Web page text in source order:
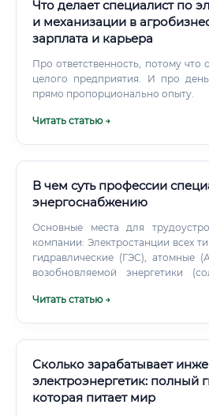
Что делает специалист по
и механизации в
зарплата и карьера
Про ответственность, потому что
целого предприятия. И про
прямо пропорционально опыту.
Читать статью →
В чем суть профессии
энергоснабжению
Основные места для трудоустройства:
компании: Электростанции всех
гидравлические (ГЭС), атомные
возобновляемой энергетики
Организации,
Компании, которые закупают
и продают ее конечным
Читать статью →
Сколько зарабатывает
электроэнергетик: полный
которая питает мир